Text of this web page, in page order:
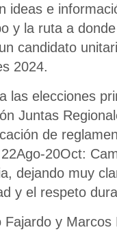
ideas e
y la ruta a
candidato
2024.
las elecciones
Juntas
de
20Oct:
dejando muy
y el respeto
y